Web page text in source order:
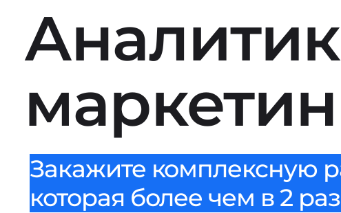
Закажите комплексную
которая более чем в 2